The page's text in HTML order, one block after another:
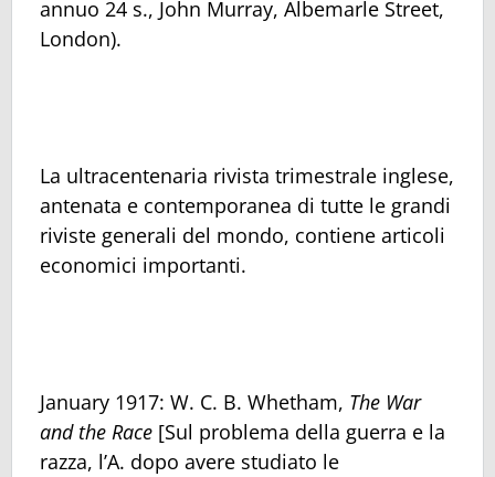
annuo 24 s., John Murray, Albemarle Street,
London).
La ultracentenaria rivista trimestrale inglese,
antenata e contemporanea di tutte le grandi
riviste generali del mondo, contiene articoli
economici importanti.
January 1917: W. C. B. Whetham, The War
and the Race [Sul problema della guerra e la
razza, l’A. dopo avere studiato le